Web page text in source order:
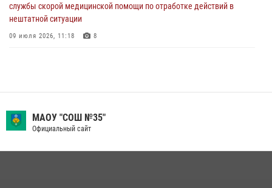
26 июля 2026, 06:48
службы скорой медицинской помощи по отработке действий в
нештатной ситуации
09 июля 2026, 11:18 8
В Коми росгвардейцы обеспечивают правопорядок всероссийского
фестиваля воздухоплавания «ЖИВОЙ ВОЗДУХ»
МАОУ "СОШ №35"
Официальный сайт